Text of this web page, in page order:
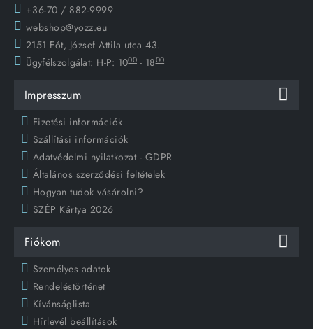
+36-70 / 882-9999
webshop@yozz.eu
2151 Fót, József Attila utca 43.
Ügyfélszolgálat: H-P: 1000 - 1800
Impresszum
Fizetési információk
Szállítási információk
Adatvédelmi nyilatkozat - GDPR
Általános szerződési feltételek
Hogyan tudok vásárolni?
SZÉP Kártya 2026
Fiókom
Személyes adatok
Rendeléstörténet
Kívánságlista
Hírlevél beállítások